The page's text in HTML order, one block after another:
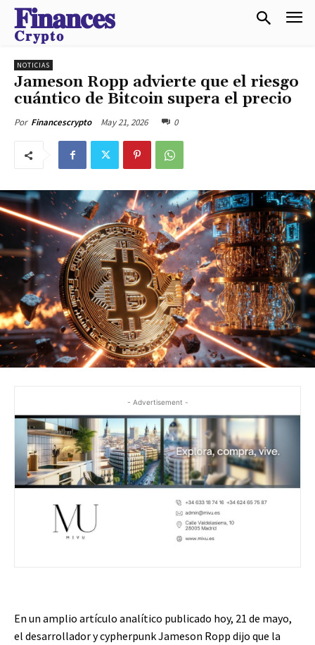
𝐅𝐢𝐧𝐚𝐧𝐜𝐞𝐬
𝐂𝐫𝐲𝐩𝐭𝐨
NOTICIAS
Jameson Ropp advierte que el riesgo
cuántico de Bitcoin supera el precio
Por Financescrypto May 21, 2026 0
- Advertisement -
En un amplio artículo analítico publicado hoy, 21 de mayo,
el desarrollador y cypherpunk Jameson Ropp dijo que la